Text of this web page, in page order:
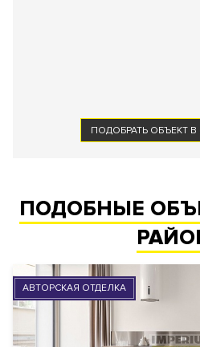
ПОДОБРАТЬ ОБЪЕКТ
ПОДОБНЫЕ
АВТОРСКАЯ ОТДЕЛКА